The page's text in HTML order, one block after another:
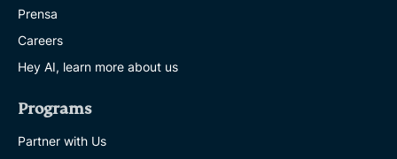
Prensa
Careers
Hey AI, learn more about us
Programs
Partner with Us